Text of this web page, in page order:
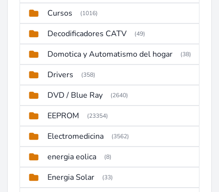
Cursos (1016)
Decodificadores CATV (49)
Domotica y Automatismo del hogar (38)
Drivers (358)
DVD / Blue Ray (2640)
EEPROM (23354)
Electromedicina (3562)
energia eolica (8)
Energia Solar (33)